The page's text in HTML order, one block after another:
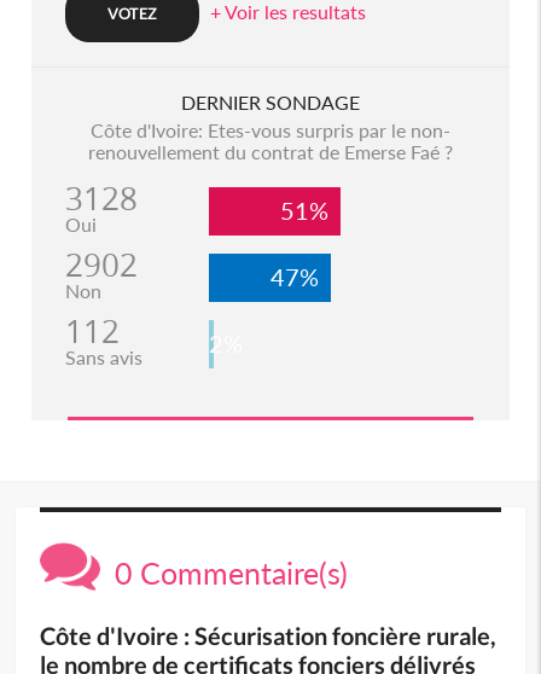
+ Voir les resultats
DERNIER SONDAGE
Côte d'Ivoire: Etes-vous surpris par le non-
renouvellement du contrat de Emerse Faé ?
3128
Oui 51%
2902
Non 47%
112
Sans avis 2%
0 Commentaire(s)
Côte d'Ivoire : Sécurisation foncière rurale,
le nombre de certificats fonciers délivrés